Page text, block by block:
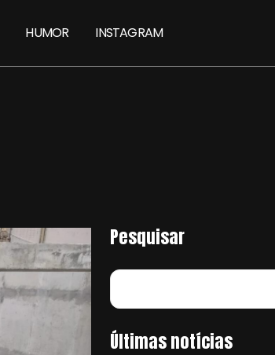
HUMOR INSTAGRAM
Pesquisar
Últimas notícias